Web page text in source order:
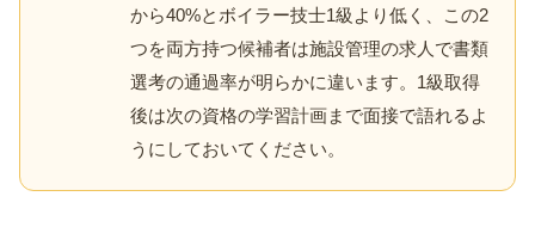
から40%とボイラー技士1級より低く、この2
つを両方持つ候補者は施設管理の求人で書類
選考の通過率が明らかに違います。1級取得
後は次の資格の学習計画まで面接で語れるよ
うにしておいてください。